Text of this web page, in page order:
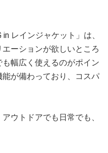
レインジャケット」は、
ーションが欲しいところ
幅広く使えるのがポイン
能が備わっており、コスパ
ウトドアでも日常でも、